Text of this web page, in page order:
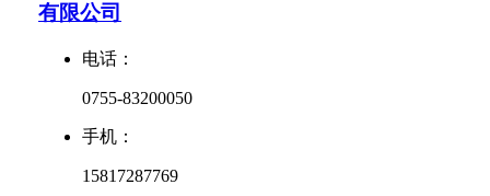
有限公司
电话：
0755-83200050
手机：
15817287769